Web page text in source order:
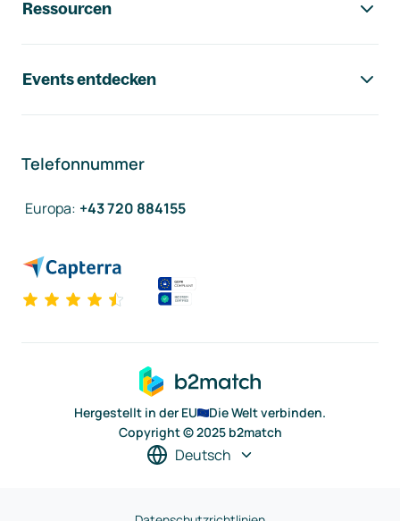
Ressourcen
Events entdecken
Telefonnummer
Europa: +43 720 884155
Hergestellt in der EU
Die Welt verbinden.
Copyright © 2025 b2match
Deutsch